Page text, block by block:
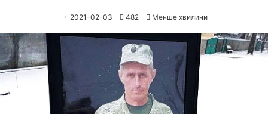
2021-02-03 482 Менше хвилини